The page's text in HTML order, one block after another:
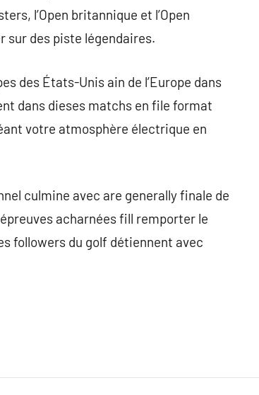
l’Open britannique et l’Open
sur des piste légendaires.
des États-Unis ain de l’Europe dans
dans dieses matchs en file format
votre atmosphère électrique en
culmine avec are generally finale de
acharnées fill remporter le
followers du golf détiennent avec